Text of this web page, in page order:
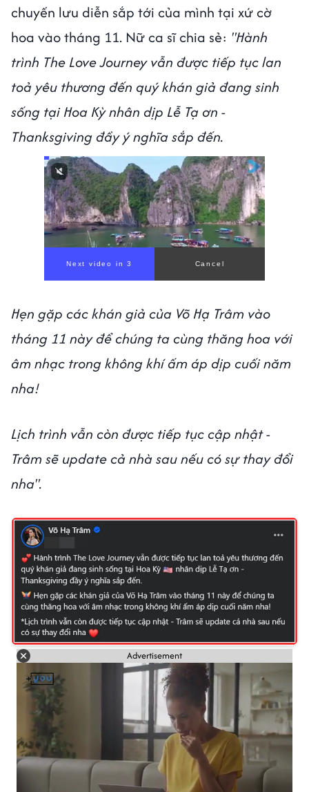
chuyến lưu diễn sắp tới của mình tại xứ cờ
hoa vào tháng 11. Nữ ca sĩ chia sẻ: "Hành
trình The Love Journey vẫn được tiếp tục lan
toả yêu thương đến quý khán giả đang sinh
sống tại Hoa Kỳ nhân dịp Lễ Tạ ơn -
Thanksgiving đầy ý nghĩa sắp đến.
Next video in 1 Cancel
Hẹn gặp các khán giả của Võ Hạ Trâm vào
tháng 11 này để chúng ta cùng thăng hoa với
âm nhạc trong không khí ấm áp dịp cuối năm
nha!
Lịch trình vẫn còn được tiếp tục cập nhật -
Trâm sẽ update cả nhà sau nếu có sự thay đổi
nha".
Advertisement